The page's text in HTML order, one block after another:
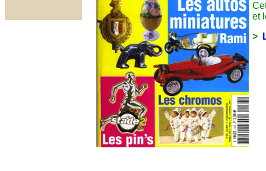
et
>